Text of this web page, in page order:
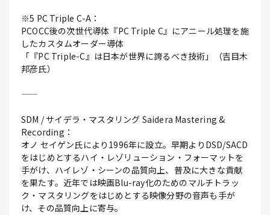
※5 PC Triple C-A：
PCOCC後の次世代導体『PC Triple C』にアニール処理を施
したカスタムオーダー導体
「『PC Triple-C』は日本が世界に誇るべき技術」（吉目木
邦彦氏）
――
SDM / サイデラ・マスタリング Saidera Mastering &
Recording：
オノ セイゲン氏により1996年に設立。早期よりDSD/SACD
をはじめとするハイ・レゾリューション・フォーマットを
手がけ、ハイレゾ・シーンの品質向上、普及に大きな貢献
を果たす。近年では映画Blu-ray化のためのマルチトラッ
ク・マスタリングをはじめとする映像分野の音声も手が
け、その品質向上に寄与。